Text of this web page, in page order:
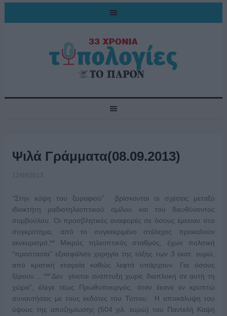
Ψιλά Γράμματα(08.09.2013)
12/09/2013
“Στην κόψη του ξυραφιού” βρίσκονται οι σχέσεις μεταξύ
ιδιοκτήτη ραδιοτηλεοπτικού ομίλου και του διευθύνοντος
συμβούλου. Οι προσβλητικές αναφορές σε όσους έμειναν στο
συγκρότημα, από το συγκεκριμένο στέλεχος προκαλούν
εκνευρισμό.** Μικρός τηλεοπτικός σταθμός, έχων πολιτική
“προστασία” εξασφάλισε χορηγία της τάξης των 3 εκατ. ευρώ,
από κρατική εταιρεία καθώς λεφτά υπάρχουν. Για όσους
ξέρουν… **“Δεν γίνεται ανάπτυξη χωρίς διαπλοκή σε αυτή τη
χώρα”, έλεγε τέως Πρωθυπουργός, όταν έκανε εν κρυπτώ
συναντήσεις με τους εκδότες του Τύπου. Η αποκάλυψη του
ύψους της αποζημίωσης (504 χιλ. ευρώ) του Παντελή Καψή